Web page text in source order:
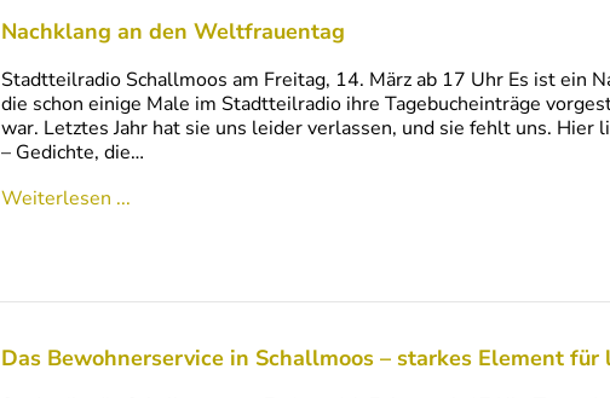
Nachklang an den Weltfrauentag
Stadtteilradio Schallmoos am Freitag, 14. März ab 17 Uhr Es ist ein
die schon einige Male im Stadtteilradio ihre Tagebucheinträge
war. Letztes Jahr hat sie uns leider verlassen, und sie fehlt uns. Hier
– Gedichte, die…
Weiterlesen ...
Das Bewohnerservice in Schallmoos – starkes Element